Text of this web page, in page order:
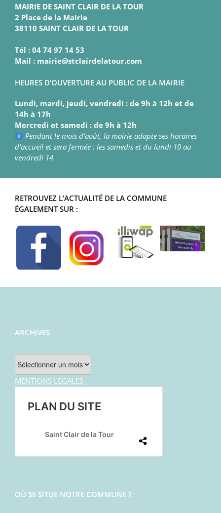
MAIRIE DE SAINT CLAIR DE LA TOUR
2 Place de la Mairie
38110 SAINT CLAIR DE LA TOUR
Tél : 04 74 97 14 53
Mail : mairie@stclairdelatour.com
HEURES D’OUVERTURE AU PUBLIC DE LA MAIRIE
Lundi, mardi, jeudi, vendredi : de 9h à 12h et de
14h à 17h
Mercredi et samedi : de 9h à 12h
Pendant le mois d’août, la mairie adapte ses horaires
d’accueil et sera fermée : les samedis et du lundi 10 au
vendredi 14.
RETROUVEZ L’ACTUALITÉ DE LA COMMUNE
ÉGALEMENT SUR :
ARCHIVES
Archives
MENTIONS LEGALES
OÙ SE SITUE NOTRE COMMUNE ?